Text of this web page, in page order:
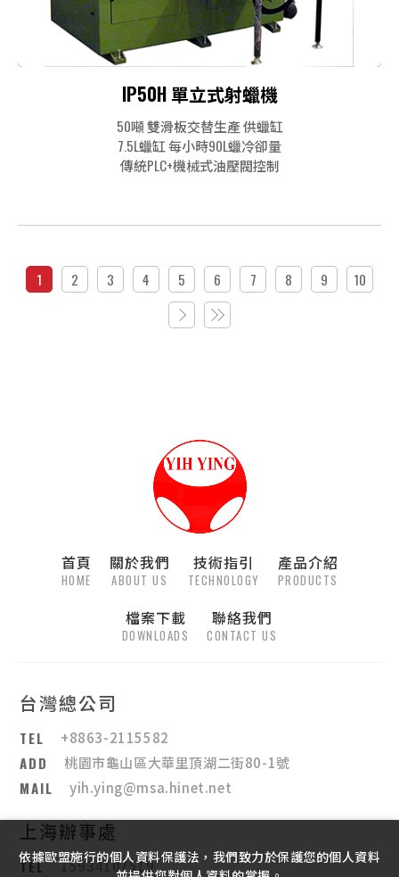
IP50H 單立式射蠟機
50噸 雙滑板交替生產 供蠟缸
7.5L蠟缸 每小時90L蠟冷卻量
傳統PLC+機械式油壓閥控制
1 2 3 4 5 6 7 8 9 10
首頁
HOME
關於我們
ABOUT US
技術指引
TECHNOLOGY
產品介紹
PRODUCTS
檔案下載
DOWNLOADS
聯絡我們
CONTACT US
台灣總公司
TEL +8863-2115582
ADD 桃園市龜山區大華里頂湖二街80-1號
MAIL yih.ying@msa.hinet.net
上海辦事處
TEL 15934107519
依據歐盟施行的個人資料保護法，我們致力於保護您的個人資料